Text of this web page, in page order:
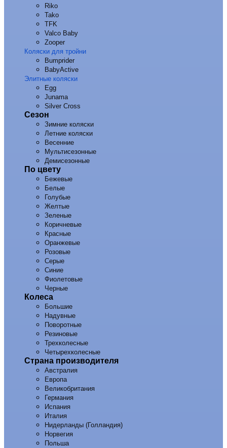
Riko
Tako
TFK
Valco Baby
Zooper
Коляски для тройни
Bumprider
BabyActive
Элитные коляски
Egg
Junama
Silver Cross
Сезон
Зимние коляски
Летние коляски
Весенние
Мультисезонные
Демисезонные
По цвету
Бежевые
Белые
Голубые
Желтые
Зеленые
Коричневые
Красные
Оранжевые
Розовые
Серые
Синие
Фиолетовые
Черные
Колеса
Большие
Надувные
Поворотные
Резиновые
Трехколесные
Четырехколесные
Страна производителя
Австралия
Европа
Великобритания
Германия
Испания
Италия
Нидерланды (Голландия)
Норвегия
Польша